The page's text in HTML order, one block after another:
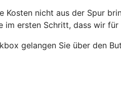
Kosten nicht aus der Spur
im ersten Schritt, dass wir
gelangen Sie über den